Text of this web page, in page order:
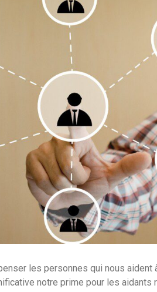
les personnes qui nous aident
notre prime pour les aidants